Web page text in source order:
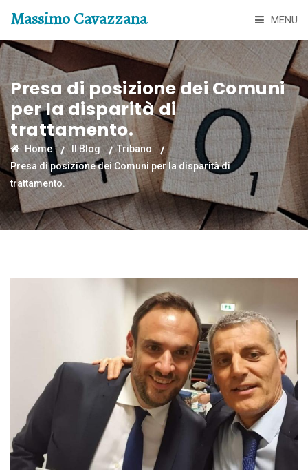
Massimo Cavazzana MENU
Presa di posizione dei Comuni
per la disparità di
trattamento.
Home Il Blog
Tribano
Presa di posizione dei Comuni per la disparità di
trattamento.